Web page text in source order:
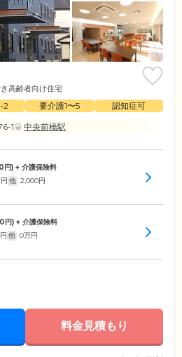
高齢者向け住宅
要介護1〜5
認知症可
1
中央前橋駅
0 円) + 介護保険料
他 2,000円
0 円) + 介護保険料
他 0万円
料金見積もり